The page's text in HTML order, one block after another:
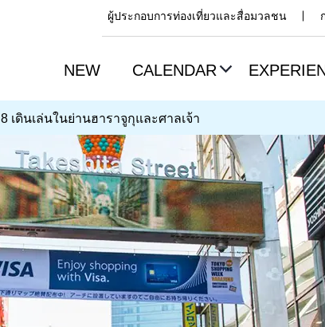
ผู้ประกอบการท่องเที่ยวและสื่อมวลชน
NEW CALENDAR
8 เดินเล่นในย่านฮาราจูกุและศาลเจ้า